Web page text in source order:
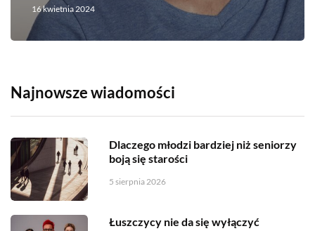
16 kwietnia 2024
Najnowsze wiadomości
Dlaczego młodzi bardziej niż seniorzy
boją się starości
5 sierpnia 2026
Łuszczycy nie da się wyłączyć